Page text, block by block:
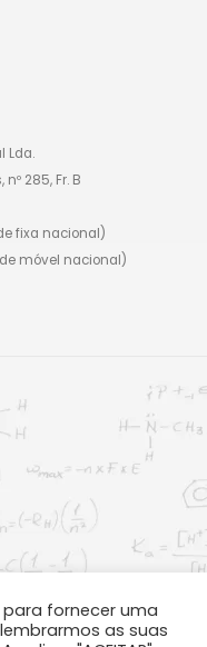
Lda.
285, Fr. B
fixa nacional)
móvel nacional)
fornecer uma
as suas